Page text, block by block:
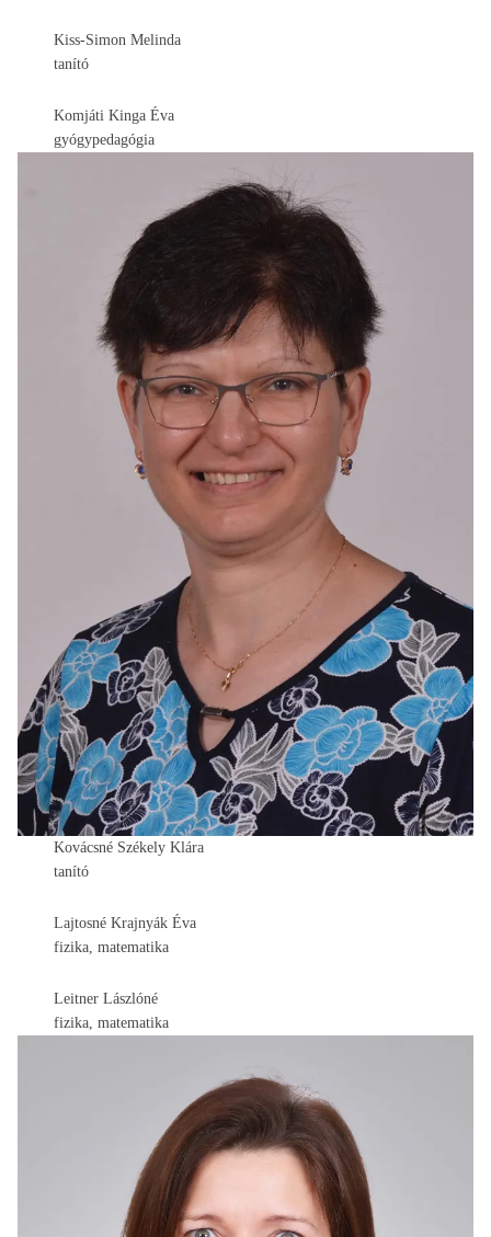
Kiss-Simon Melinda
tanító
Komjáti Kinga Éva
gyógypedagógia
Kovácsné Székely Klára
tanító
Lajtosné Krajnyák Éva
fizika, matematika
Leitner Lászlóné
fizika, matematika